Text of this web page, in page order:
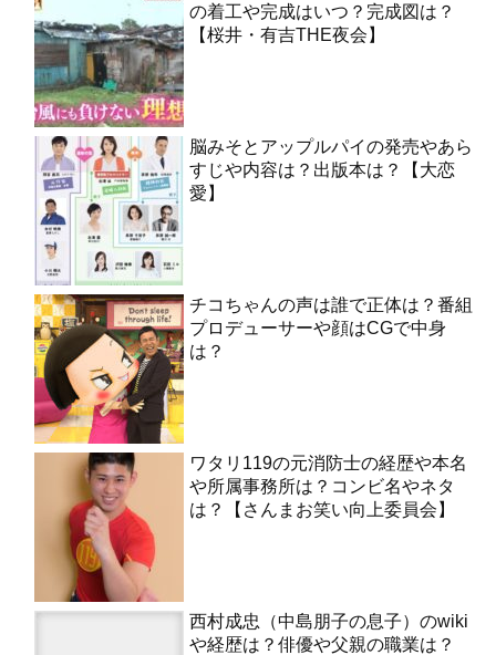
の着工や完成はいつ？完成図は？
【桜井・有吉THE夜会】
脳みそとアップルパイの発売やあら
すじや内容は？出版本は？【大恋
愛】
チコちゃんの声は誰で正体は？番組
プロデューサーや顔はCGで中身
は？
ワタリ119の元消防士の経歴や本名
や所属事務所は？コンビ名やネタ
は？【さんまお笑い向上委員会】
西村成忠（中島朋子の息子）のwiki
や経歴は？俳優や父親の職業は？